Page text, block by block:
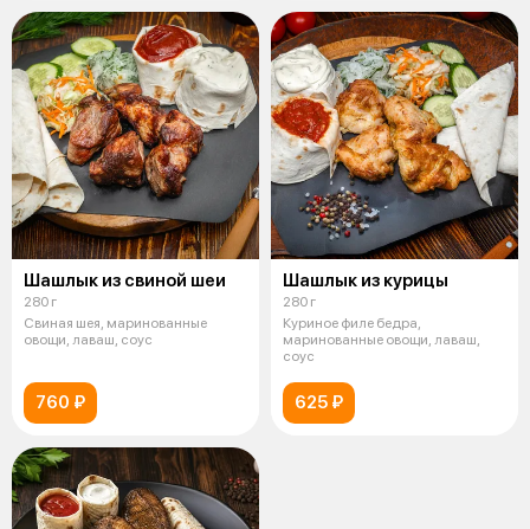
Шашлык из cвинoй шеи
280 г
Свиная шея, маринованные
овощи, лаваш, соус
760 ₽
Шашлык из курицы
280 г
Куриное филе бедра,
маринованные овощи, лаваш,
соус
625 ₽